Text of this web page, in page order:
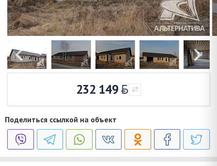
232 149
Поделиться ссылкой на объект